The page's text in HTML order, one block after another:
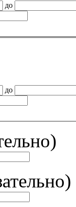
до
до